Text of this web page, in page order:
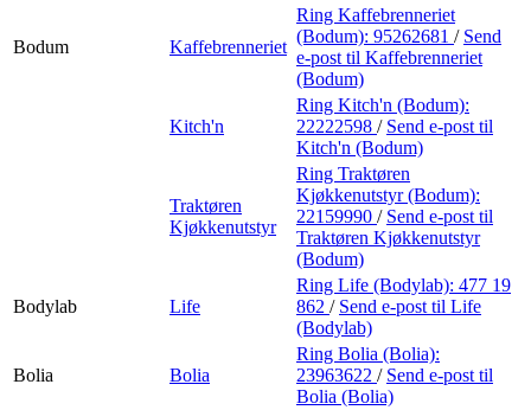
Bodum Kaffebrenneriet
Ring Kaffebrenneriet
(Bodum): 95262681 / Send
e-post til Kaffebrenneriet
(Bodum)
Kitch'n
Ring Kitch'n (Bodum):
22222598 / Send e-post til
Kitch'n (Bodum)
Traktøren
Kjøkkenutstyr
Ring Traktøren
Kjøkkenutstyr (Bodum):
22159990 / Send e-post til
Traktøren Kjøkkenutstyr
(Bodum)
Bodylab Life
Ring Life (Bodylab): 477 19
862 / Send e-post til Life
(Bodylab)
Bolia Bolia
Ring Bolia (Bolia):
23963622 / Send e-post til
Bolia (Bolia)